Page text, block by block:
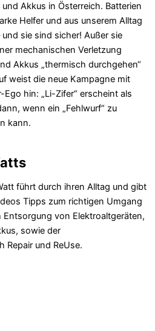
Akkus in Österreich. Batterien
Helfer und aus unserem Alltag
sie sind sicher! Außer sie
mechanischen Verletzung
Akkus „thermisch durchgehen“
weist die neue Kampagne mit
hin: „Li-Zifer“ erscheint als
wenn ein „Fehlwurf“ zu
kann.
führt durch ihren Alltag und gibt
Tipps zum richtigen Umgang
von Elektroaltgeräten,
sowie der
Repair und ReUse.